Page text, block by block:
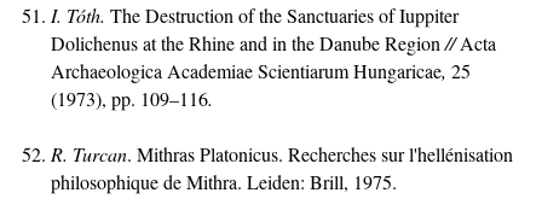
I. Tóth. The Destruction of the Sanctuaries of Iuppiter
Dolichenus at the Rhine and in the Danube Region//Acta
Archaeologica Academiae Scientiarum Hungaricae, 25
(1973), pp. 109–116.
R. Turcan. Mithras Platonicus. Recherches sur l'hellénisation
philosophique de Mithra. Leiden: Brill, 1975.